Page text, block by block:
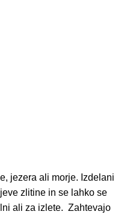
jezera ali morje. Izdelani
zlitine in se lahko se
ali za izlete. Zahtevajo